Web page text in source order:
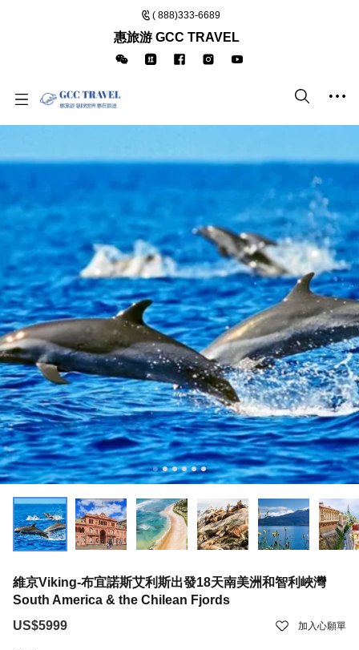
( 888)333-6689
惠旅游 GCC TRAVEL
維京Viking-布宜諾斯艾利斯出發18天南美洲和智利峽灣
South America & the Chilean Fjords
US$5999
加入心願單